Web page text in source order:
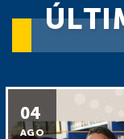
04
AGO